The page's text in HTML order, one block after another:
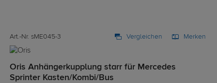
Art.-Nr. sME045-3 Vergleichen Merken
Oris Anhängerkupplung starr für Mercedes
Sprinter Kasten/Kombi/Bus